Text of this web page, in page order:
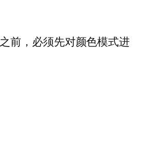
前，必须先对颜色模式进